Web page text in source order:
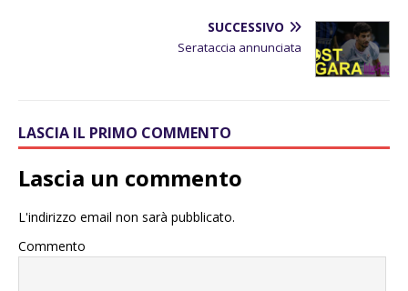
SUCCESSIVO
Serataccia annunciata
LASCIA IL PRIMO COMMENTO
Lascia un commento
L'indirizzo email non sarà pubblicato.
Commento